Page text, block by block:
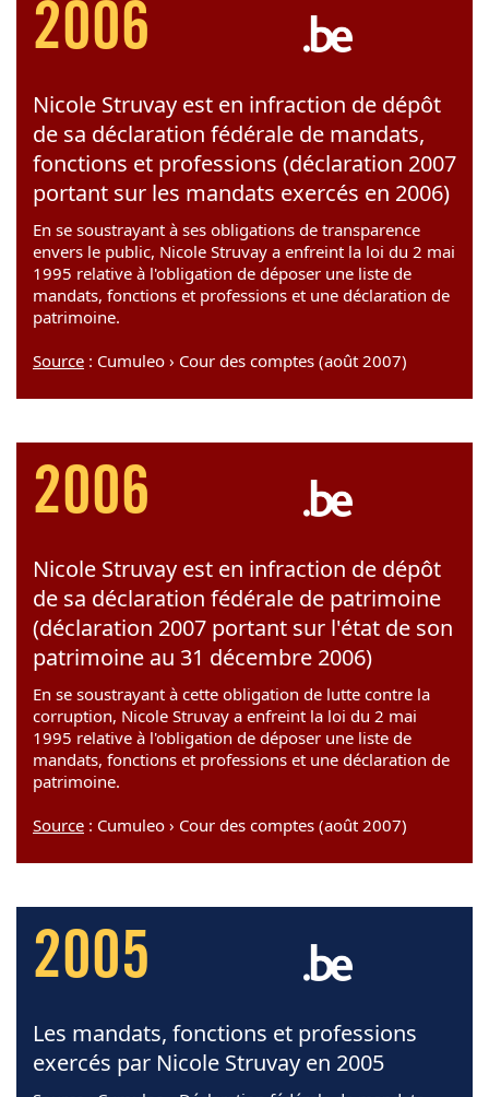
2006
Nicole Struvay est en infraction de dépôt
de sa déclaration fédérale de mandats,
fonctions et professions (déclaration 2007
portant sur les mandats exercés en 2006)
En se soustrayant à ses obligations de transparence
envers le public, Nicole Struvay a enfreint la loi du 2 mai
1995 relative à l'obligation de déposer une liste de
mandats, fonctions et professions et une déclaration de
patrimoine.
Source : Cumuleo › Cour des comptes (août 2007)
2006
Nicole Struvay est en infraction de dépôt
de sa déclaration fédérale de patrimoine
(déclaration 2007 portant sur l'état de son
patrimoine au 31 décembre 2006)
En se soustrayant à cette obligation de lutte contre la
corruption, Nicole Struvay a enfreint la loi du 2 mai
1995 relative à l'obligation de déposer une liste de
mandats, fonctions et professions et une déclaration de
patrimoine.
Source : Cumuleo › Cour des comptes (août 2007)
2005
Les mandats, fonctions et professions
exercés par Nicole Struvay en 2005